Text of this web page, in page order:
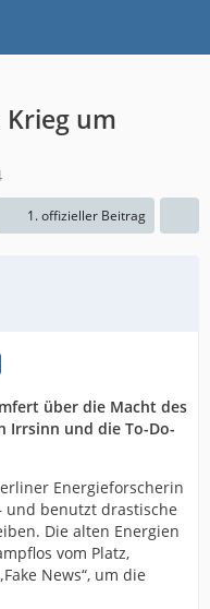
um
1. offizieller Beitrag
über die Macht des
Irrsinn und die To-Do-
Energieforscherin
und benutzt drastische
Die alten Energien
vom Platz,
News“, um die